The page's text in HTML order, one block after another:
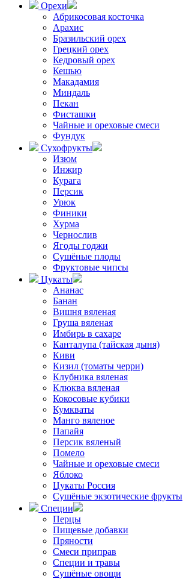
Орехи
Абрикосовая косточка
Арахис
Бразильский орех
Грецкий орех
Кедровый орех
Кешью
Макадамия
Миндаль
Пекан
Фисташки
Чайные и ореховые смеси
Фундук
Сухофрукты
Изюм
Инжир
Курага
Персик
Урюк
Финики
Хурма
Чернослив
Ягоды годжи
Сушёные плоды
Фруктовые чипсы
Цукаты
Ананас
Банан
Вишня вяленая
Груша вяленая
Имбирь в сахаре
Канталупа (тайская дыня)
Киви
Кизил (томаты черри)
Клубника вяленая
Клюква вяленая
Кокосовые кубики
Кумкваты
Манго вяленое
Папайя
Персик вяленый
Помело
Чайные и ореховые смеси
Яблоко
Цукаты Россия
Сушёные экзотические фрукты
Специи
Перцы
Пищевые добавки
Пряности
Смеси приправ
Специи и травы
Сушёные овощи